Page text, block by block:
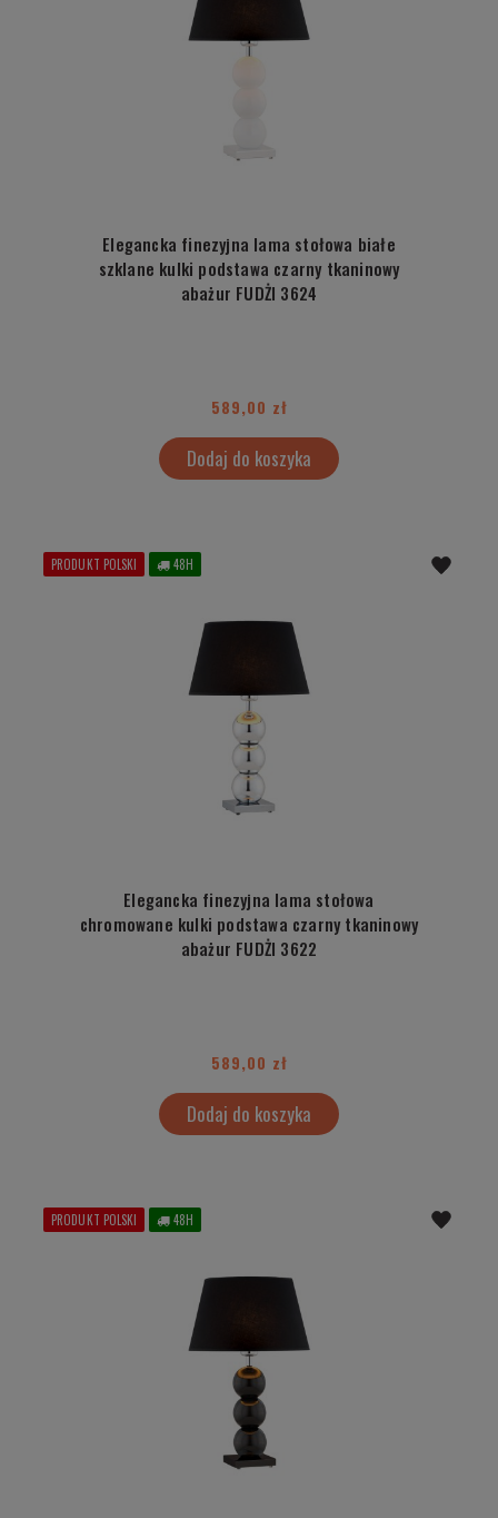
Elegancka finezyjna lama stołowa białe
szklane kulki podstawa czarny tkaninowy
abażur FUDŻI 3624
589,00 zł
Dodaj do koszyka
Elegancka finezyjna lama stołowa
chromowane kulki podstawa czarny tkaninowy
abażur FUDŻI 3622
589,00 zł
Dodaj do koszyka
PRODUKT POLSKI 48H
PRODUKT POLSKI 48H